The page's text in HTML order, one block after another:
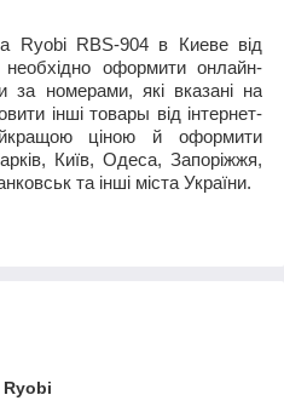
Ryobi RBS-904 в Киеве від
необхідно оформити онлайн-
за номерами, які вказані на
інші товары від інтернет-
ціною й оформити
Київ, Одеса, Запоріжжя,
та інші міста України.
Ryobi